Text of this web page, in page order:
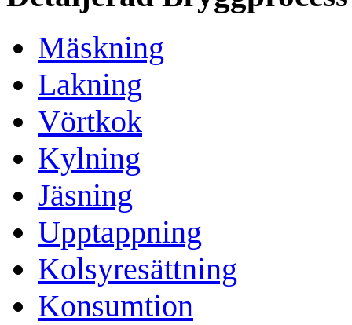
Mäskning
Lakning
Vörtkok
Kylning
Jäsning
Upptappning
Kolsyresättning
Konsumtion